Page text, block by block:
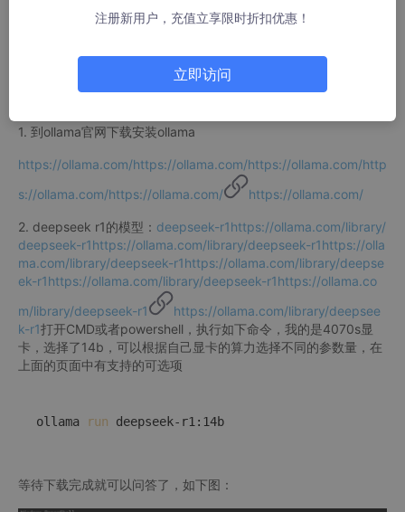
硬盘：致态tiplus7100 2t
1. 到ollama官网下载安装ollama
https://ollama.com/https://ollama.com/https://ollama.com/http
s://ollama.com/https://ollama.com/
https://ollama.com/
2. deepseek r1的模型： deepseek-r1https://ollama.com/library/
deepseek-r1https://ollama.com/library/deepseek-r1https://olla
ma.com/library/deepseek-r1https://ollama.com/library/deepse
ek-r1https://ollama.com/library/deepseek-r1https://ollama.co
m/library/deepseek-r1
https://ollama.com/library/deepsee
k-r1打开CMD或者powershell，执行如下命令，我的是4070s显
卡，选择了14b，可以根据自己显卡的算力选择不同的参数量，在
上面的页面中有支持的可选项
ollama run deepseek-r1:14b
等待下载完成就可以问答了，如下图：
注册新用户，充值立享限时折扣优惠！
立即访问